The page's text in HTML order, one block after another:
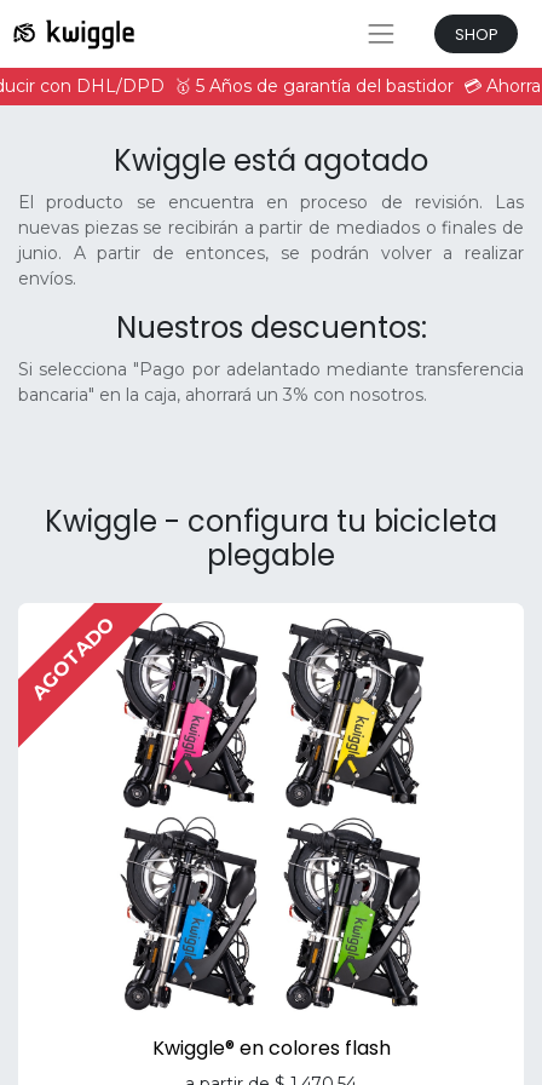
SHOP
con DHL/DPD 🥇 5 Años de garantía del bastidor 💳
Kwiggle está agotado
El producto se encuentra en proceso de revisión. Las
nuevas piezas se recibirán a partir de mediados o finales de
junio. A partir de entonces, se podrán volver a realizar
envíos.
Nuestros descuentos:
Si selecciona "Pago por adelantado mediante transferencia
bancaria" en la caja, ahorrará un 3% con nosotros.
Kwiggle - configura tu bicicleta
plegable
Kwiggle® en colores flash
AGOTADO